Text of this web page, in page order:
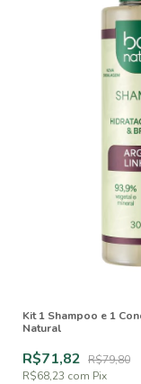
Kit 1 Shampoo e 1
Natural
R$71,82 R$79,80
R$68,23 com Pix